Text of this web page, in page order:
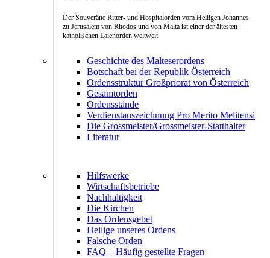
Der Souveräne Ritter- und Hospitalorden vom Heiligen Johannes
zu Jerusalem von Rhodos und von Malta ist einer der ältesten
katholischen Laienorden weltweit.
Geschichte des Malteserordens
Botschaft bei der Republik Österreich
Ordensstruktur Großpriorat von Österreich
Gesamtorden
Ordensstände
Verdienstauszeichnung Pro Merito Melitensi
Die Grossmeister/Grossmeister-Statthalter
Literatur
Hilfswerke
Wirtschaftsbetriebe
Nachhaltigkeit
Die Kirchen
Das Ordensgebet
Heilige unseres Ordens
Falsche Orden
FAQ – Häufig gestellte Fragen